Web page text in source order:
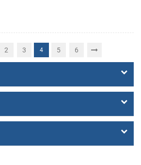
2 3 4 5 6